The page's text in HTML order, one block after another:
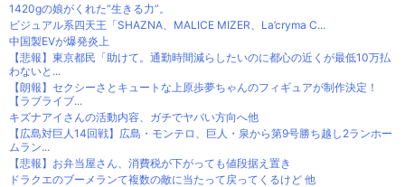
1420gの娘がくれた“生きる力”。
ビジュアル系四天王「SHAZNA、MALICE MIZER、La’cryma C...
中国製EVが爆発炎上
【悲報】東京都民「助けて。通勤時間減らしたいのに都心の近くが最低10万払
わないと...
【朗報】セクシーさとキュートな上原歩夢ちゃんのフィギュアが制作決定！
【ラブライブ...
キズナアイさんの活動内容、ガチでヤバい方向へ他
【広島対巨人14回戦】広島・モンテロ、巨人・泉から第9号勝ち越し2ランホー
ムラン...
【悲報】お弁当屋さん、消費税が下がっても値段据え置き
ドラクエのブーメランて複数の敵に当たって戻ってくるけど 他